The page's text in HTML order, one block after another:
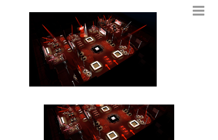
google brandcast
25 MARS 2016 PARBAGS